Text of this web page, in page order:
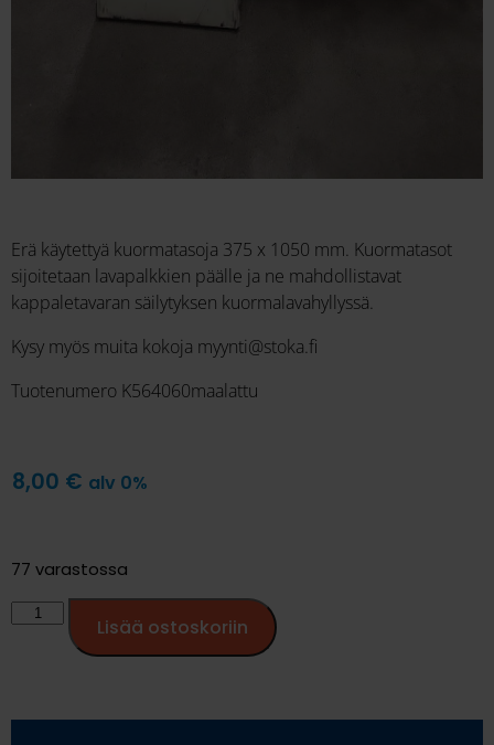
Erä käytettyä kuormatasoja 375 x 1050 mm. Kuormatasot
sijoitetaan lavapalkkien päälle ja ne mahdollistavat
kappaletavaran säilytyksen kuormalavahyllyssä.
Kysy myös muita kokoja myynti@stoka.fi
Tuotenumero K564060maalattu
8,00 € alv 0%
77 varastossa
Lisää ostoskoriin